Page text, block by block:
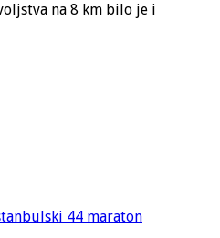
na 8 km bilo je i
44 maraton